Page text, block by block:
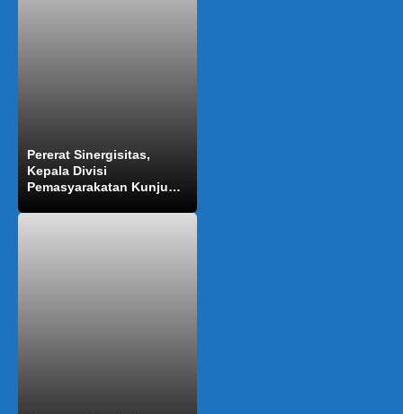
Pererat Sinergisitas,
Kepala Divisi
Pemasyarakatan Kunjungi